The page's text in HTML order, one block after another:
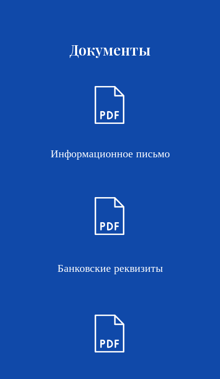
Документы
Информационное письмо
Банковские реквизиты